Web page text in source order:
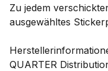
Zu jedem
ausgewähltes
QUARTER